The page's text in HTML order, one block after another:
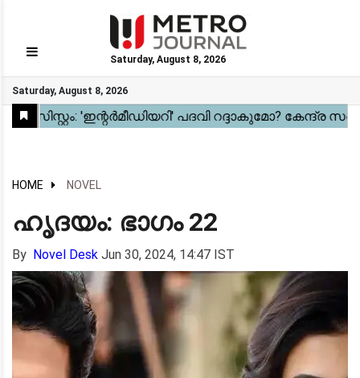
Saturday, August 8, 2026
Saturday, August 8, 2026
GO
Home
Kerala
National
Gulf
World
Sports
Movies
Health
Automobile
Travel
Education
Novel
Business
Technology
Webstory
HOME NOVEL
ഹൃദയം: ഭാഗം 22
By Novel Desk Jun 30, 2024, 14:47 IST